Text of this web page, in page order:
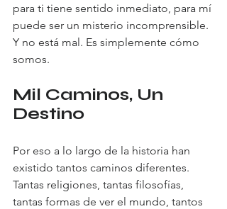
para ti tiene sentido inmediato, para mí
puede ser un misterio incomprensible.
Y no está mal. Es simplemente cómo
somos.
Mil Caminos, Un
Destino
Por eso a lo largo de la historia han
existido tantos caminos diferentes.
Tantas religiones, tantas filosofías,
tantas formas de ver el mundo, tantos